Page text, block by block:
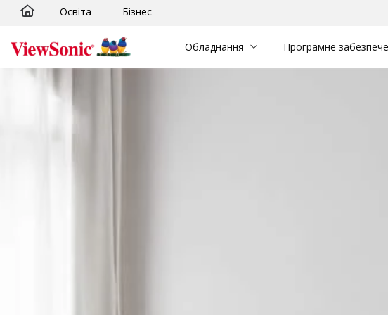
Skip to main content
Освіта Бізнес
Обладнання Програмне